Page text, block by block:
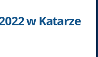
w Katarze